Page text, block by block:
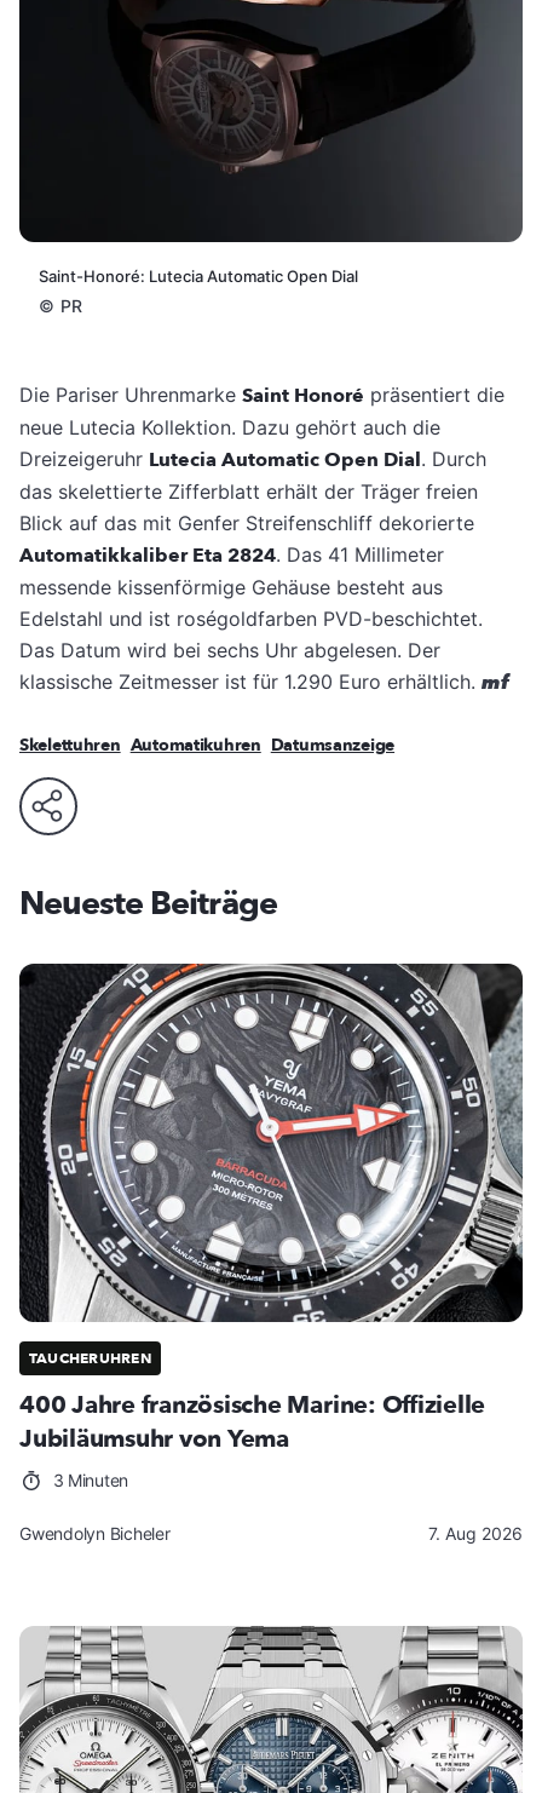
Saint-Honoré: Lutecia Automatic Open Dial
© PR
Die Pariser Uhrenmarke Saint Honoré präsentiert die
neue Lutecia Kollektion. Dazu gehört auch die
Dreizeigeruhr Lutecia Automatic Open Dial. Durch
das skelettierte Zifferblatt erhält der Träger freien
Blick auf das mit Genfer Streifenschliff dekorierte
Automatikkaliber Eta 2824. Das 41 Millimeter
messende kissenförmige Gehäuse besteht aus
Edelstahl und ist roségoldfarben PVD-beschichtet.
Das Datum wird bei sechs Uhr abgelesen. Der
klassische Zeitmesser ist für 1.290 Euro erhältlich. mf
Skelettuhren Automatikuhren Datumsanzeige
Neueste Beiträge
TAUCHERUHREN
400 Jahre französische Marine: Offizielle
Jubiläumsuhr von Yema
3 Minuten
Gwendolyn Bicheler 7. Aug 2026